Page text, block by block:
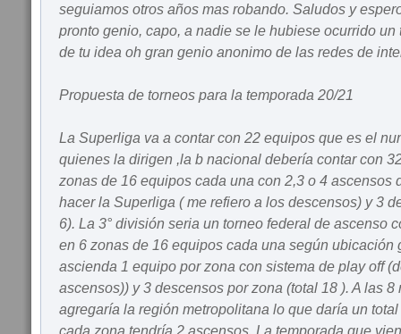
seguiamos otros años mas robando. Saludos y
pronto genio, capo, a nadie se le hubiese ocurrido
de tu idea oh gran genio anonimo de las redes de
Propuesta de torneos para la temporada 20/21
La Superliga va a contar con 22 equipos que es el
quienes la dirigen ,la b nacional debería contar con
zonas de 16 equipos cada una con 2,3 o 4 ascensos
hacer la Superliga ( me refiero a los descensos) y 3
6). La 3° división seria un torneo federal de ascenso
en 6 zonas de 16 equipos cada una según ubicación
ascienda 1 equipo por zona con sistema de play off
ascensos)) y 3 descensos por zona (total 18 ). A las
agregaría la región metropolitana lo que daría un
cada zona tendría 2 ascensos. La temporada que